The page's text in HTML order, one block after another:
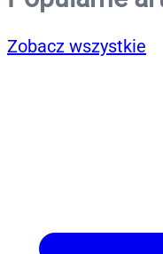
Zobacz wszystkie